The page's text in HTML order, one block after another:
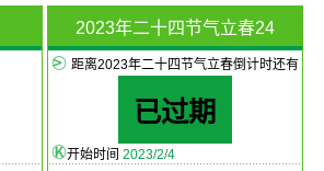
2023年二十四节气立春24
距离2023年二十四节气立春倒计时还有
已过期
开始时间 2023/2/4